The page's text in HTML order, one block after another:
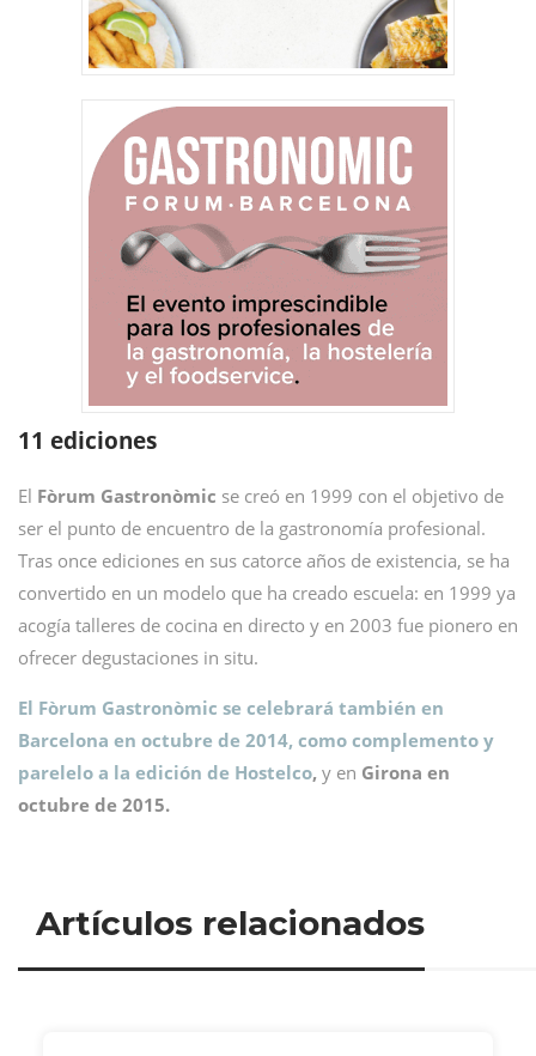
11 ediciones
El Fòrum Gastronòmic se creó en 1999 con el objetivo de
ser el punto de encuentro de la gastronomía profesional.
Tras once ediciones en sus catorce años de existencia, se ha
convertido en un modelo que ha creado escuela: en 1999 ya
acogía talleres de cocina en directo y en 2003 fue pionero en
ofrecer degustaciones in situ.
El Fòrum Gastronòmic se celebrará también en
Barcelona en octubre de 2014, como complemento y
parelelo a la edición de Hostelco, y en Girona en
octubre de 2015.
Artículos relacionados